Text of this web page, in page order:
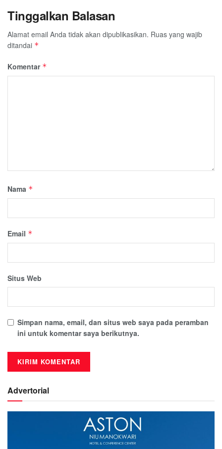
Tinggalkan Balasan
Alamat email Anda tidak akan dipublikasikan. Ruas yang wajib
ditandai *
Komentar *
Nama *
Email *
Situs Web
Simpan nama, email, dan situs web saya pada peramban
ini untuk komentar saya berikutnya.
Advertorial